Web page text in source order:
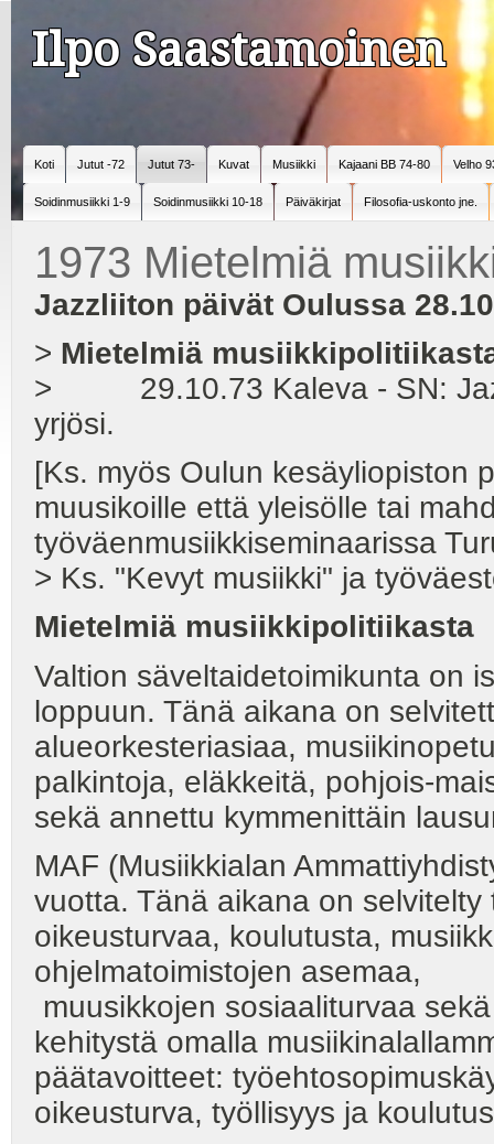
Ilpo Saastamoinen
Koti Jutut -72 Jutut 73- Kuvat Musiikki Kajaani BB 74-80 Velho
Soidinmusiikki 1-9 Soidinmusiikki 10-18 Päiväkirjat Filosofia-uskonto jne.
1973 Mietelmiä
Jazzliiton päivät Oulussa
> Mietelmiä
> 29.10.73 Kaleva - SN:
yrjösi.
[Ks. myös Oulun kesäyliopiston
muusikoille että yleisölle tai
työväenmusiikkiseminaarissa
> Ks. "Kevyt musiikki" ja
Mietelmiä musiikkipolitiikasta
Valtion säveltaidetoimikunta on
loppuun. Tänä aikana on
alueorkesteriasiaa,
palkintoja, eläkkeitä, pohjois-
sekä annettu kymmenittäin
MAF (Musiikkialan
vuotta. Tänä aikana on
oikeusturvaa, koulutusta,
ohjelmatoimistojen asemaa,
muusikkojen sosiaaliturvaa
kehitystä omalla
päätavoitteet:
oikeusturva, työllisyys ja